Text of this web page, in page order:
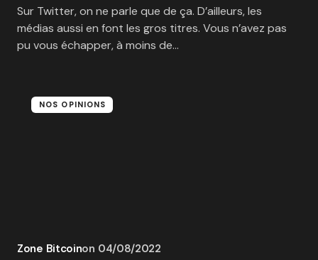
Sur Twitter, on ne parle que de ça. D’ailleurs, les
médias aussi en font les gros titres. Vous n’avez pas
pu vous échapper, à moins de…
NOS OPINIONS
Zone Bitcoinon 04/08/2022